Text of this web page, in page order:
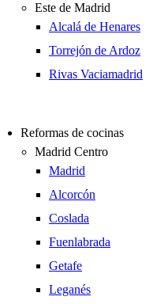
Este de Madrid
Alcalá de Henares
Torrejón de Ardoz
Rivas Vaciamadrid
Reformas de cocinas
Madrid Centro
Madrid
Alcorcón
Coslada
Fuenlabrada
Getafe
Leganés